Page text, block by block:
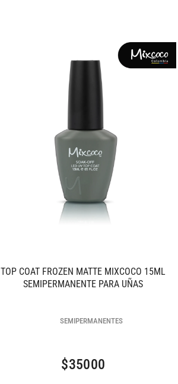
TOP COAT FROZEN MATTE MIXCOCO 15ML
SEMIPERMANENTE PARA UÑAS
SEMIPERMANENTES
$35000